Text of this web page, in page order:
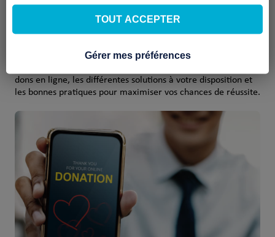
une campagne de solidarité ou structurer votre collecte dans
la durée, le digital offre de nombreuses opportunités. Encore
dons en ligne, les différentes solutions à votre disposition et
les bonnes pratiques pour maximiser vos chances de réussite.
TOUT ACCEPTER
Gérer mes préférences